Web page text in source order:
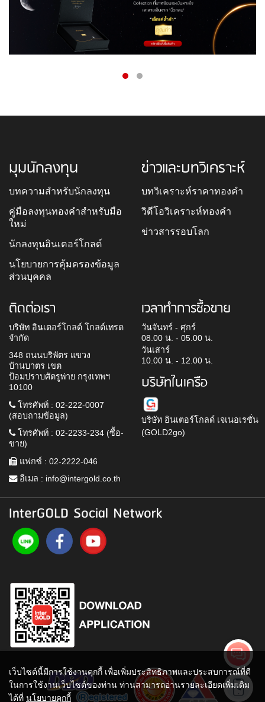
มุมนักลงทุน
บทความสำหรับนักลงทุน
คู่มือลงทุนทองคำสำหรับมือ
ใหม่
นักลงทุนอินเตอร์โกลด์
นโยบายการคุ้มครองข้อมูล
ส่วนบุคคล
ข่าวและบทวิเคราะห์
บทวิเคราะห์ราคาทองคำ
วิดีโอวิเคราะห์ทองคำ
ข่าวสารรอบโลก
ติดต่อเรา
บริษัท อินเตอร์โกลด์ โกลด์เทรด
จำกัด
348 ถนนบริพัตร แขวง
บ้านบาตร เขต
ป้อมปราบศัตรูพ่าย กรุงเทพฯ
10100
โทรศัพท์ : 02-222-0007
(สอบถามข้อมูล)
โทรศัพท์ : 02-2233-234 (ซื้อ-
ขาย)
แฟกซ์ : 02-2222-046
อีเมล : info@intergold.co.th
เวลาทำการซื้อขาย
วันจันทร์ - ศุกร์
08.00 น. - 05.00 น.
วันเสาร์
10.00 น. - 12.00 น.
บริษัทในเครือ
บริษัท อินเตอร์โกลด์ เจเนอเรชั่น
(GOLD2go)
InterGOLD Social Network
เว็บไซต์นี้มีการใช้งานคุกกี้ เพื่อเพิ่มประสิทธิภาพและประสบการณ์ที่ดี
ในการใช้งานเว็บไซต์ของท่าน ท่านสามารถอ่านรายละเอียดเพิ่มเติม
ได้ที่ นโยบายคุกกี้